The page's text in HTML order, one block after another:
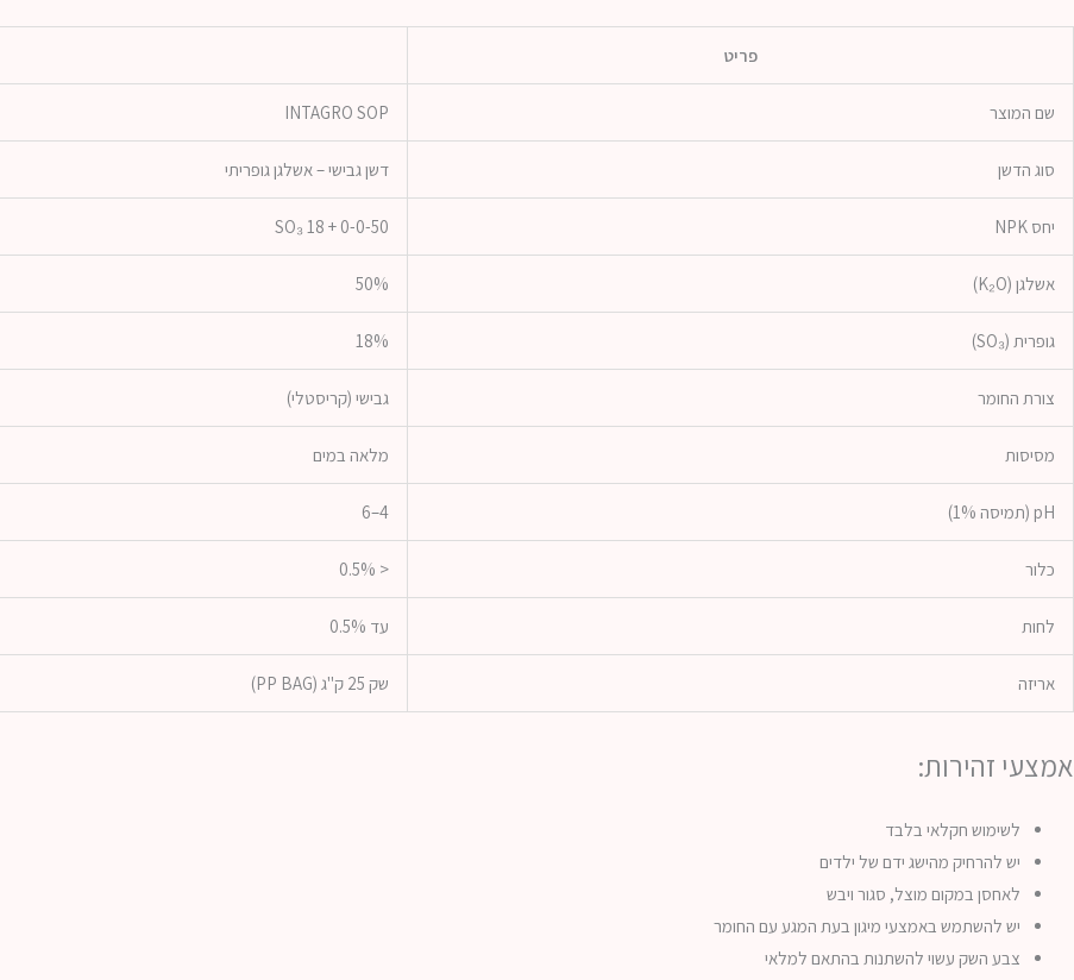
פריט
שם המוצר INTAGRO SOP
סוג הדשן דשן גבישי – אשלגן גופריתי
יחס NPK 0-0-50 + 18 SO₃
אשלגן (K₂O) 50%
גופרית (SO₃) 18%
צורת החומר גבישי (קריסטלי)
מסיסות מלאה במים
pH (תמיסה 1%) 4–6
כלור < 0.5%
לחות עד 0.5%
אריזה שק 25 ק"ג (PP BAG)
אמצעי זהירות:
לשימוש חקלאי בלבד
יש להרחיק מהישג ידם של ילדים
לאחסן במקום מוצל, סגור ויבש
יש להשתמש באמצעי מיגון בעת המגע עם החומר
צבע השק עשוי להשתנות בהתאם למלאי